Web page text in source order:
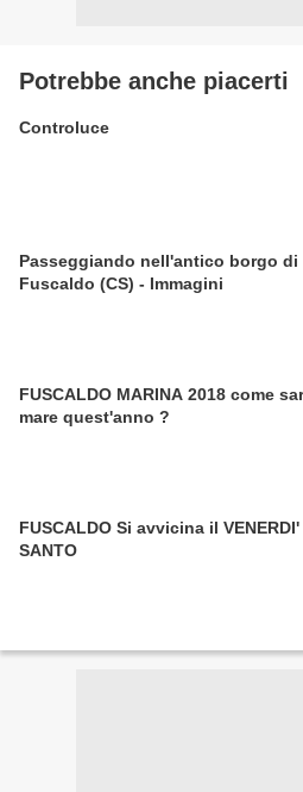
Potrebbe anche piacerti
Controluce
Passeggiando nell'antico borgo di
Fuscaldo (CS) - Immagini
FUSCALDO MARINA 2018 come sarà il
mare quest'anno ?
FUSCALDO Si avvicina il VENERDI'
SANTO